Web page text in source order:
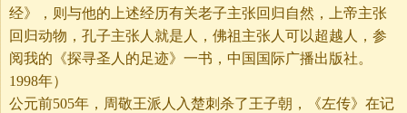
经》，则与他的上述经历有关老子主张回归自然，上帝主张
回归动物，孔子主张人就是人，佛祖主张人可以超越人，参
阅我的《探寻圣人的足迹》一书，中国国际广播出版社。
1998年）
公元前505年，周敬王派人入楚刺杀了王子朝，《左传》在记